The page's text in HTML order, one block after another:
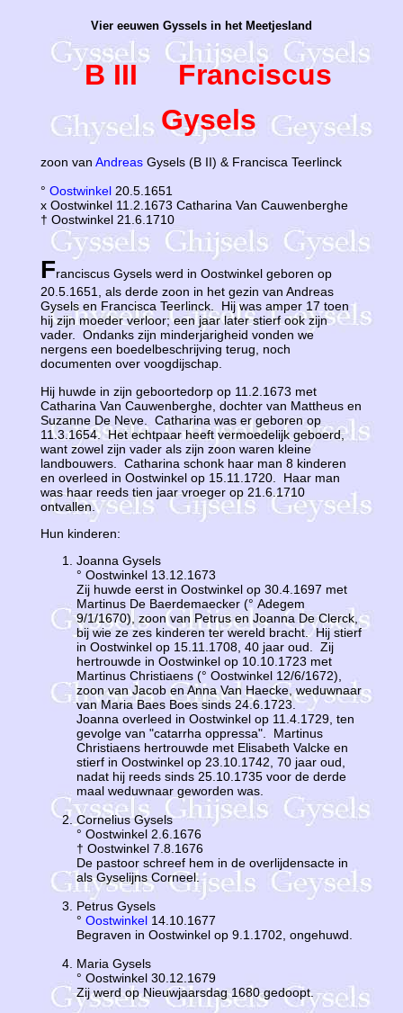
Vier eeuwen Gyssels in het Meetjesland
B III Franciscus
Gysels
zoon van AndreasGysels (B II) & Francisca Teerlinck
° Oostwinkel20.5.1651
x Oostwinkel 11.2.1673 Catharina Van Cauwenberghe
† Oostwinkel 21.6.1710
Franciscus Gysels werd in Oostwinkel geboren op
20.5.1651, als derde zoon in het gezin van Andreas
Gysels en Francisca Teerlinck. Hij was amper 17 toen
hij zijn moeder verloor; een jaar later stierf ook zijn
vader. Ondanks zijn minderjarigheid vonden we
nergens een boedelbeschrijving terug, noch
documenten over voogdijschap.
Hij huwde in zijn geboortedorp op 11.2.1673 met
Catharina Van Cauwenberghe, dochter van Mattheus en
Suzanne De Neve. Catharina was er geboren op
11.3.1654. Het echtpaar heeft vermoedelijk geboerd,
want zowel zijn vader als zijn zoon waren kleine
landbouwers. Catharina schonk haar man 8 kinderen
en overleed in Oostwinkel op 15.11.1720. Haar man
was haar reeds tien jaar vroeger op 21.6.1710
ontvallen.
Hun kinderen:
Joanna Gysels
° Oostwinkel 13.12.1673
Zij huwde eerst in Oostwinkel op 30.4.1697 met
Martinus De Baerdemaecker (° Adegem
9/1/1670), zoon van Petrus en Joanna De Clerck,
bij wie ze zes kinderen ter wereld bracht. Hij stierf
in Oostwinkel op 15.11.1708, 40 jaar oud. Zij
hertrouwde in Oostwinkel op 10.10.1723 met
Martinus Christiaens (° Oostwinkel 12/6/1672),
zoon van Jacob en Anna Van Haecke, weduwnaar
van Maria Baes Boes sinds 24.6.1723.
Joanna overleed in Oostwinkel op 11.4.1729, ten
gevolge van "catarrha oppressa". Martinus
Christiaens hertrouwde met Elisabeth Valcke en
stierf in Oostwinkel op 23.10.1742, 70 jaar oud,
nadat hij reeds sinds 25.10.1735 voor de derde
maal weduwnaar geworden was.
Cornelius Gysels
° Oostwinkel 2.6.1676
† Oostwinkel 7.8.1676
De pastoor schreef hem in de overlijdensacte in
als Gyselijns Corneel.
Petrus Gysels
° Oostwinkel14.10.1677
Begraven in Oostwinkel op 9.1.1702, ongehuwd.
Maria Gysels
° Oostwinkel 30.12.1679
Zij werd op Nieuwjaarsdag 1680 gedoopt.